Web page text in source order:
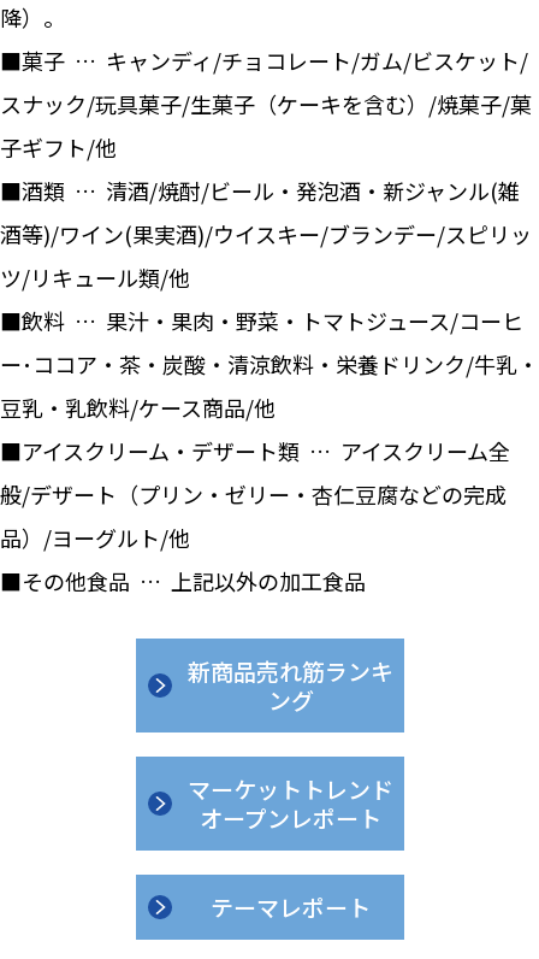
降）。
■菓子 … キャンディ/チョコレート/ガム/ビスケット/
スナック/玩具菓子/生菓子（ケーキを含む）/焼菓子/菓
子ギフト/他
■酒類 … 清酒/焼酎/ビール・発泡酒・新ジャンル(雑
酒等)/ワイン(果実酒)/ウイスキー/ブランデー/スピリッ
ツ/リキュール類/他
■飲料 … 果汁・果肉・野菜・トマトジュース/コーヒ
ー･ココア・茶・炭酸・清涼飲料・栄養ドリンク/牛乳・
豆乳・乳飲料/ケース商品/他
■アイスクリーム・デザート類 … アイスクリーム全
般/デザート（プリン・ゼリー・杏仁豆腐などの完成
品）/ヨーグルト/他
■その他食品 … 上記以外の加工食品
新商品売れ筋ランキ
ング
マーケットトレンド
オープンレポート
テーマレポート